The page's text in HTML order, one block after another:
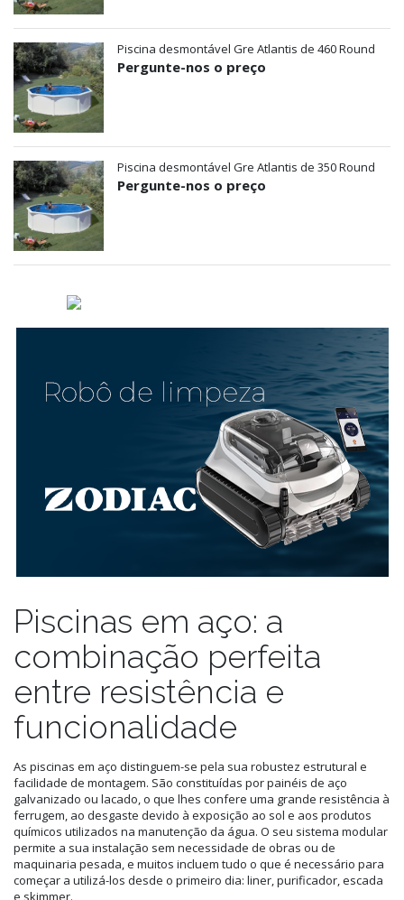
Piscina desmontável Gre Atlantis de 460 Round
Pergunte-nos o preço
Piscina desmontável Gre Atlantis de 350 Round
Pergunte-nos o preço
Piscinas em aço: a
combinação perfeita
entre resistência e
funcionalidade
As piscinas em aço distinguem-se pela sua robustez estrutural e
facilidade de montagem. São constituídas por painéis de aço
galvanizado ou lacado, o que lhes confere uma grande resistência à
ferrugem, ao desgaste devido à exposição ao sol e aos produtos
químicos utilizados na manutenção da água. O seu sistema modular
permite a sua instalação sem necessidade de obras ou de
maquinaria pesada, e muitos incluem tudo o que é necessário para
começar a utilizá-los desde o primeiro dia: liner, purificador, escada
e skimmer.